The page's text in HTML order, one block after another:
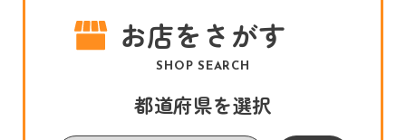
お店をさがす
SHOP SEARCH
都道府県を選択